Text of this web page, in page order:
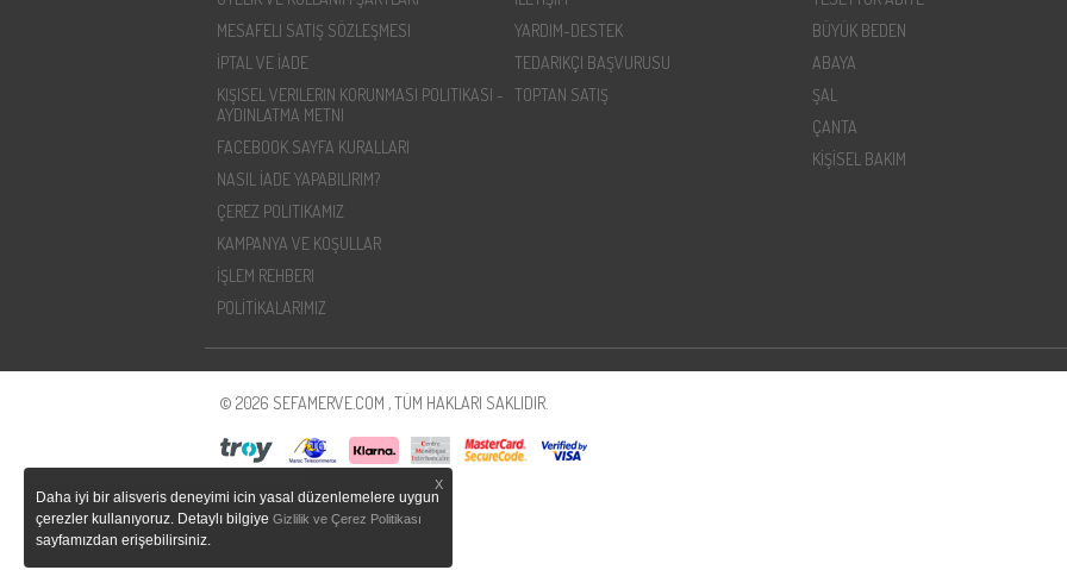
MESAFELI SATIŞ SÖZLEŞMESI
İPTAL VE İADE
KIŞISEL VERILERIN KORUNMASI POLITIKASI -
AYDINLATMA METNI
FACEBOOK SAYFA KURALLARI
NASIL İADE YAPABILIRIM?
ÇEREZ POLITIKAMIZ
KAMPANYA VE KOŞULLAR
İŞLEM REHBERI
POLİTİKALARIMIZ
YARDIM-DESTEK
TEDARIKÇI BAŞVURUSU
TOPTAN SATIŞ
BÜYÜK BEDEN
ABAYA
ŞAL
ÇANTA
KİŞİSEL BAKIM
© 2026 SEFAMERVE.COM , TÜM HAKLARI SAKLIDIR.
X
Daha iyi bir alisveris deneyimi icin yasal düzenlemelere uygun
çerezler kullanıyoruz. Detaylı bilgiye Gizlilik ve Çerez Politikası
sayfamızdan erişebilirsiniz.